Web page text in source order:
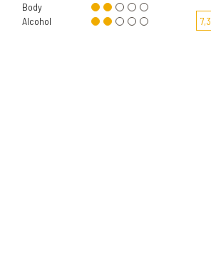
Body
Alcohol
7,3